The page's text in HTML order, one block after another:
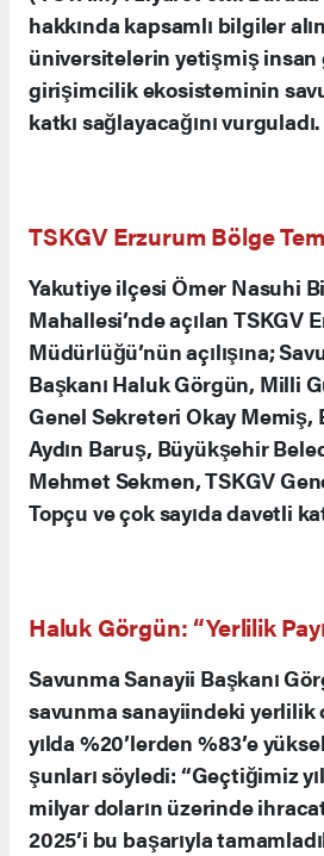
Havalimanında Karşılama
Ziyareti
Erzurum Havalimanı’nda
Memiş, Erzurum Teknik
(YÜTAM)’ı ziyaret etti.
üniversitelerin yetişmiş insan
girişimcilik ekosisteminin
katkı sağlayacağını vurguladı.
TSKGV Erzurum Bölge
Yakutiye ilçesi Ömer Nasuhi
Mahallesi’nde açılan TSKGV
Müdürlüğü’nün açılışına;